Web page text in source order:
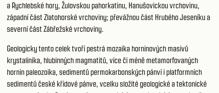
a Rychlebské hory, Žulovskou pahorkatinu, Hanušovickou vrchovinu,
západní část Zlatohorské vrchoviny; převážnou část Hrubého Jeseníku a
severní část Zábřežské vrchoviny.
Geologicky tento celek tvoří pestrá mozaika horninových masivů
krystalinika, hlubinných magmatitů, více či méně metamorfovaných
hornin paleozoika, sedimentů permokarbonských pánví i platformních
sedimentů české křídové pánve, vcelku složité geologické a tektonické